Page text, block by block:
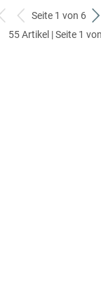
zum
ersten
zurück
zum
Seite 1 von 6
55 Artikel | Seite 1